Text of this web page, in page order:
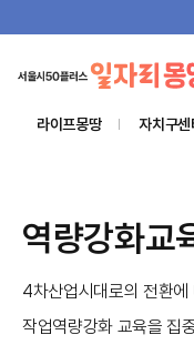
라이프몽땅 자치구센
역량강화교
4차산업시대로의 전환에
작업역량강화 교육을 집